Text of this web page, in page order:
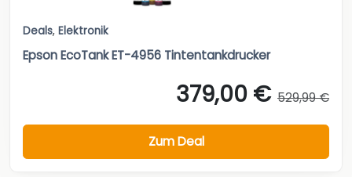
Deals, Elektronik
Epson EcoTank ET-4956 Tintentankdrucker
379,00 € 529,99 €
Zum Deal